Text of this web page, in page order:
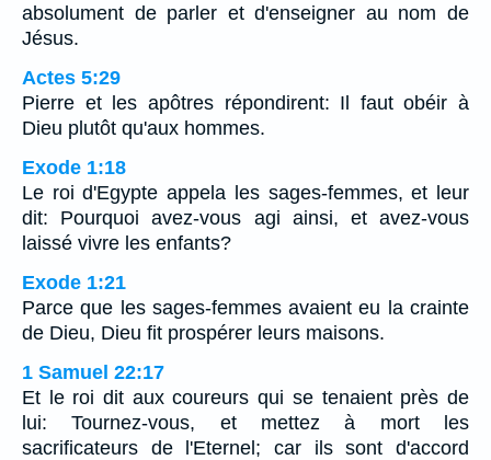
absolument de parler et d'enseigner au nom de
Jésus.
Actes 5:29
Pierre et les apôtres répondirent: Il faut obéir à
Dieu plutôt qu'aux hommes.
Exode 1:18
Le roi d'Egypte appela les sages-femmes, et leur
dit: Pourquoi avez-vous agi ainsi, et avez-vous
laissé vivre les enfants?
Exode 1:21
Parce que les sages-femmes avaient eu la crainte
de Dieu, Dieu fit prospérer leurs maisons.
1 Samuel 22:17
Et le roi dit aux coureurs qui se tenaient près de
lui: Tournez-vous, et mettez à mort les
sacrificateurs de l'Eternel; car ils sont d'accord